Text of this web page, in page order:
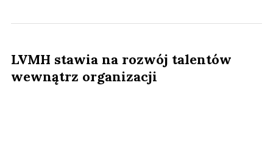
LVMH stawia na rozwój talentów
wewnątrz organizacji